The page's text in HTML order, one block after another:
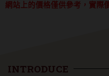
炮
三
網站上的價格僅供參考，實際
INTRODUCE